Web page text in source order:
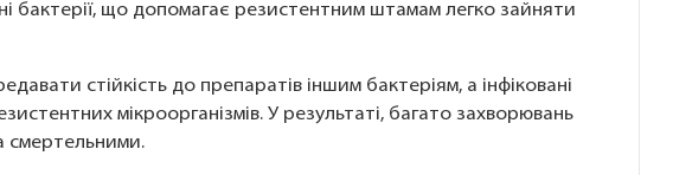
бактерії, що допомагає резистентним штамам легко зайняти
стійкість до препаратів іншим бактеріям, а інфіковані
мікроорганізмів. У результаті, багато захворювань
смертельними.